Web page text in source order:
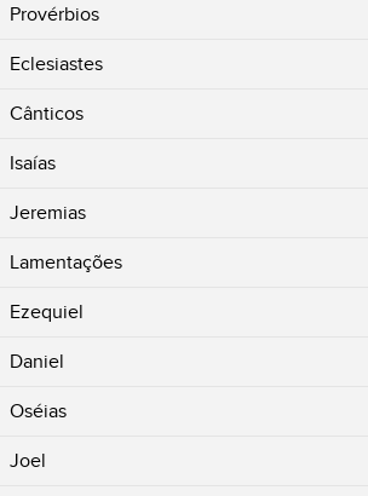
Provérbios
Eclesiastes
Cânticos
Isaías
Jeremias
Lamentações
Ezequiel
Daniel
Oséias
Joel